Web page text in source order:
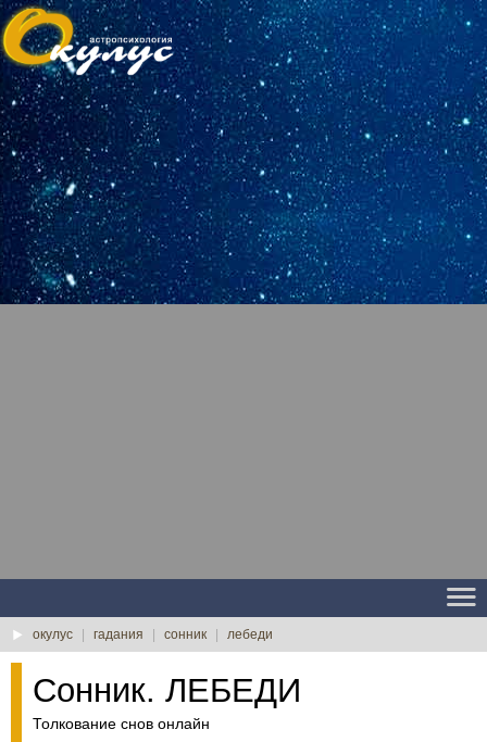
окулус гадания сонник лебеди
Сонник. ЛЕБЕДИ
Толкование снов онлайн